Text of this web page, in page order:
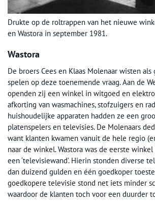
Drukte op de roltrappen van het nieuwe
en Wastora in september 1981.
Wastora
De broers Cees en Klaas Molenaar wisten
spelen op deze toenemende vraag. Aan de
openden zij een winkel in witgoed en
afkorting van wasmachines, stofzuigers en
huishoudelijke apparaten hadden ze een
platenspelers en televisies. De Molenaars
want klanten kwamen vanuit de hele regio
naar de winkel. Wastora was de eerste
een ‘televisiewand’. Hierin stonden diverse
dan duizend gulden en één goedkoper
goedkopere televisie stond net iets minder
waardoor de klanten toch voor een duurder